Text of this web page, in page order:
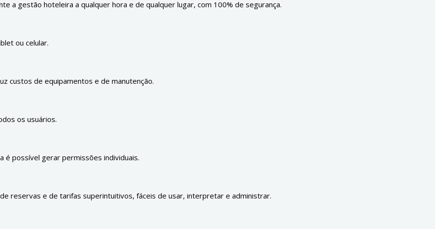
a gestão hoteleira a qualquer hora e de qualquer lugar, com 100% de segurança.
ou celular.
custos de equipamentos e de manutenção.
os usuários.
é possível gerar permissões individuais.
reservas e de tarifas superintuitivos, fáceis de usar, interpretar e administrar.